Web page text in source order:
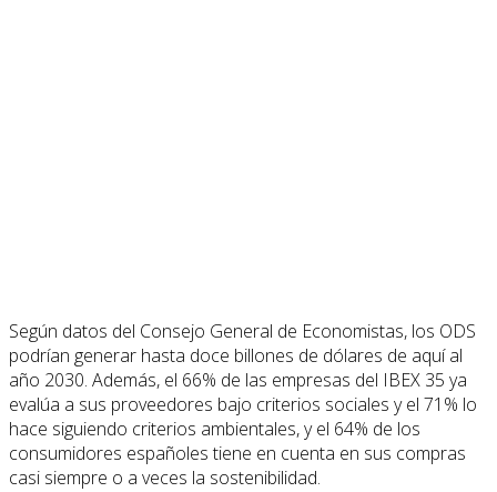
Según datos del Consejo General de Economistas, los ODS
podrían generar hasta doce billones de dólares de aquí al
año 2030. Además, el 66% de las empresas del IBEX 35 ya
evalúa a sus proveedores bajo criterios sociales y el 71% lo
hace siguiendo criterios ambientales, y el 64% de los
consumidores españoles tiene en cuenta en sus compras
casi siempre o a veces la sostenibilidad.